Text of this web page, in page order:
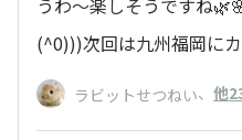
(^0)))次回は九州福岡に
ラビットせつねい、 他